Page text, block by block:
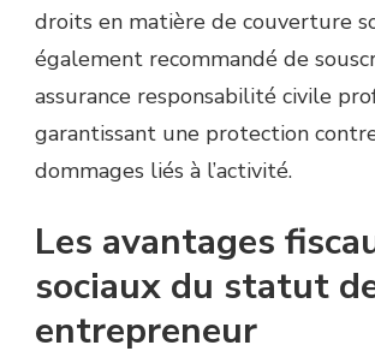
droits en matière de couverture
également recommandé de
assurance responsabilité civile
garantissant une protection
dommages liés à l’activité.
Les avantages
sociaux du statut
entrepreneur